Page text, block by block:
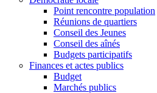
Point rencontre population
Réunions de quartiers
Conseil des Jeunes
Conseil des aînés
Budgets participatifs
Finances et actes publics
Budget
Marchés publics